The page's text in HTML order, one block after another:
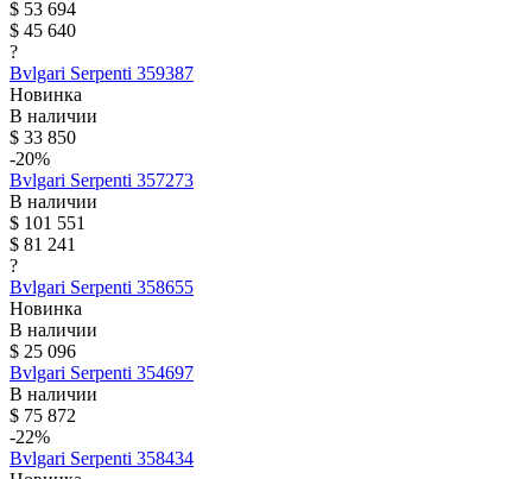
$ 53 694
$ 45 640
?
Bvlgari Serpenti 359387
Новинка
В наличии
$ 33 850
-20%
Bvlgari Serpenti 357273
В наличии
$ 101 551
$ 81 241
?
Bvlgari Serpenti 358655
Новинка
В наличии
$ 25 096
Bvlgari Serpenti 354697
В наличии
$ 75 872
-22%
Bvlgari Serpenti 358434